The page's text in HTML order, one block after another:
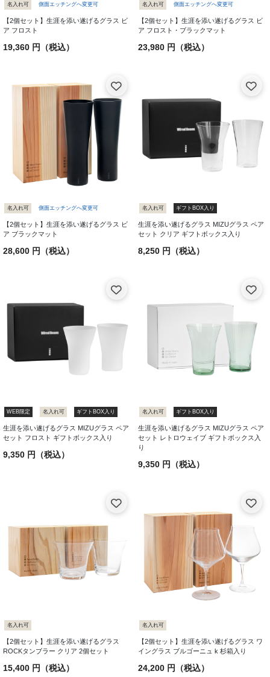
名入れ可 側面エッチングへ変更可
【2個セット】生涯を添い遂げるグラス ビ
ア フロスト
19,360 円（税込）
名入れ可 側面エッチングへ変更可
【2個セット】生涯を添い遂げるグラス ビ
ア フロスト・ブラックマット
23,980 円（税込）
名入れ可 側面エッチングへ変更可
【2個セット】生涯を添い遂げるグラス ビ
ア ブラックマット
28,600 円（税込）
名入れ可 ギフトBOX入り
生涯を添い遂げるグラス MIZUグラス ペア
セット クリア ギフトボックス入り
8,250 円（税込）
WEB限定 名入れ可 ギフトBOX入り
生涯を添い遂げるグラス MIZUグラス ペア
セット フロスト ギフトボックス入り
9,350 円（税込）
名入れ可 ギフトBOX入り
生涯を添い遂げるグラス MIZUグラス ペア
セット レトロウェイブ ギフトボックス入
り
9,350 円（税込）
名入れ可
【2個セット】生涯を添い遂げるグラス
ROCKタンブラー クリア 2個セット
15,400 円（税込）
名入れ可
【2個セット】生涯を添い遂げるグラス ワ
イングラス ブルゴーニュ k 杉箱入り
24,200 円（税込）